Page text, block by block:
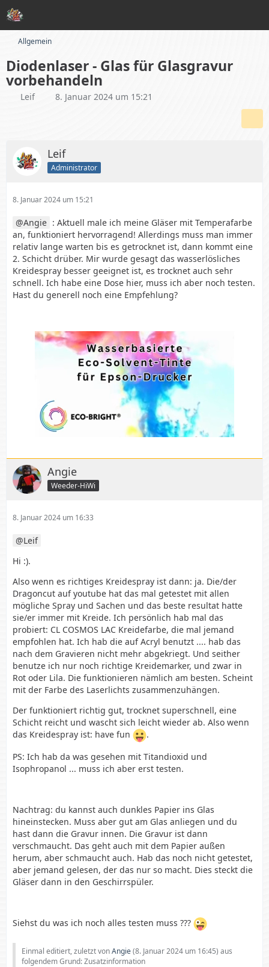
Allgemein
Diodenlaser - Glas für Glasgravur
vorbehandeln
Leif 8. Januar 2024 um 15:21
Leif
Administrator
8. Januar 2024 um 15:21
Angie : Aktuell male ich meine Gläser mit Temperafarbe
an, funktioniert hervorragend! Allerdings muss man immer
relativ lange warten bis es getrocknet ist, dann kommt eine
2. Schicht drüber. Mir wurde gesagt das wasserlösliches
Kreidespray besser geeignet ist, es trocknet auch sehr
schnell. Ich habe eine Dose hier, muss ich aber noch testen.
Hast du generell noch eine Empfehlung?
Angie
Weeder-HiWi
8. Januar 2024 um 16:33
Leif
Hi :).
Also wenn es richtiges Kreidespray ist dann: ja. Die/der
Dragoncut auf youtube hat das mal getestet mit allen
mögliche Spray und Sachen und das beste resultat hatte
sie/er immer mit Kreide. Ich persönlich hab mal das
probiert: CL COSMOS LAC Kreidefarbe, die mal jemand
empfohlen hat. Ich hab die auf Acryl benutzt .... hab das
nach dem Gravieren nicht mehr abgekriegt. Und seither
benutze ich nur noch richtige Kreidemarker, und zwar in
Rot oder Lila. Die funktionieren nämlich am besten. Scheint
mit der Farbe des Laserlichts zusammenzuhängen.
Der funktioniert richtig gut, trocknet superschnell, eine
Schicht reicht und wascht sich leicht wieder ab. Also wenn
das Kreidespray ist: have fun
.
PS: Ich hab da was gesehen mit Titandioxid und
Isophropanol ... muss ich aber erst testen.
Nachtrag: du kannst auch dunkles Papier ins Glas
hineinstecken. Muss aber gut am Glas anliegen und du
hast dann die Gravur innen. Die Gravur ist dann
verschmaucht. Das geht auch mit dem Papier außen
herum, aber schmaucht auch. Hab das noch nicht getestet,
aber jemand gelesen, der das nur so macht. Dies steckt die
Gläser dann in den Geschirrspüler.
Siehst du was ich noch alles testen muss ???
Einmal editiert, zuletzt vonAngie(8. Januar 2024 um 16:45) aus
folgendem Grund: Zusatzinformation